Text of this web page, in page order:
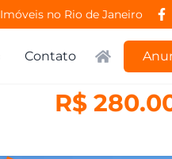
Imóveis no Rio de Janeiro
Contato
R$